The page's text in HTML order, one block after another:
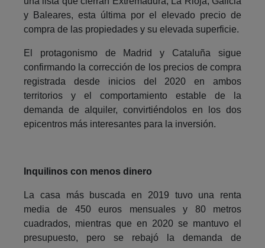
y Baleares, esta última por el elevado precio de
compra de las propiedades y su elevada superficie.
El protagonismo de Madrid y Cataluña sigue
confirmando la corrección de los precios de compra
registrada desde inicios del 2020 en ambos
territorios y el comportamiento estable de la
demanda de alquiler, convirtiéndolos en los dos
epicentros más interesantes para la inversión.
Inquilinos con menos dinero
La casa más buscada en 2019 tuvo una renta
media de 450 euros mensuales y 80 metros
cuadrados, mientras que en 2020 se mantuvo el
presupuesto, pero se rebajó la demanda de